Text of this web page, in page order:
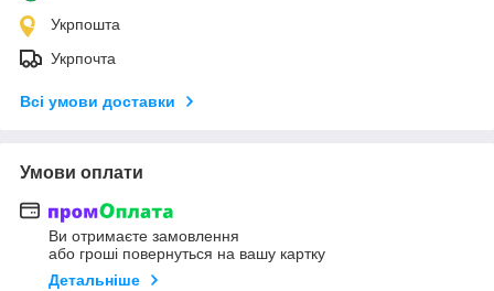
Укрпошта
Укрпочта
Всі умови доставки
Умови оплати
Ви отримаєте замовлення
або гроші повернуться на вашу картку
Детальніше